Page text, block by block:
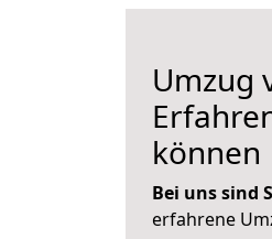
Umzug
können
Bei uns sind
erfahrene